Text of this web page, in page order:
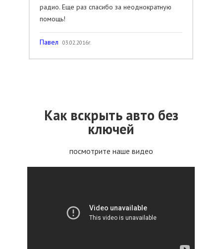
радио. Еще раз спасибо за неоднократную
помощь!
Павел 03.02.2016г.
Как вскрыть авто без
ключей
посмотрите наше видео